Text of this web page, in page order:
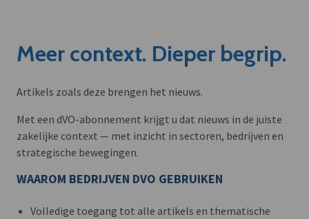
Meer context. Dieper begrip.
Artikels zoals deze brengen het nieuws.
Met een dVO-abonnement krijgt u dat nieuws in de juiste
zakelijke context — met inzicht in sectoren, bedrijven en
strategische bewegingen.
WAAROM BEDRIJVEN DVO GEBRUIKEN
Volledige toegang tot alle artikels en thematische